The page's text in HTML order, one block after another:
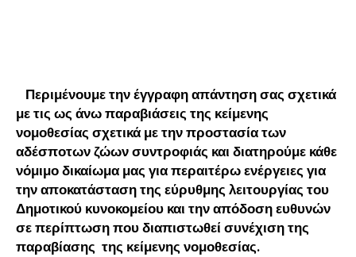
Περιμένουμε την έγγραφη απάντηση σας σχετικά
με τις ως άνω παραβιάσεις της κείμενης
νομοθεσίας σχετικά με την προστασία των
αδέσποτων ζώων συντροφιάς και διατηρούμε κάθε
νόμιμο δικαίωμα μας για περαιτέρω ενέργειες για
την αποκατάσταση της εύρυθμης λειτουργίας του
Δημοτικού κυνοκομείου και την απόδοση ευθυνών
σε περίπτωση που διαπιστωθεί συνέχιση της
παραβίασης της κείμενης νομοθεσίας.